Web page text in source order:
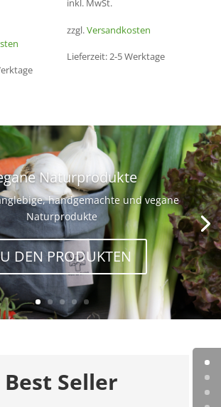
inkl. MwSt.
zzgl.Versandkosten
Lieferzeit:2-5 Werktage
Naturprodukte
handgemachte und vegane
Naturprodukte
DEN PRODUKTEN
Best Seller